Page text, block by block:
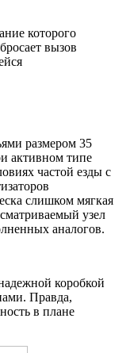
которого
вызов
размером 35
активном типе
частой езды с
слишком мягкая
узел
аналогов.
коробкой
Правда,
в плане